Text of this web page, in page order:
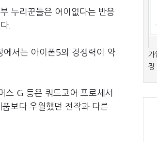
누리꾼들은 어이없다는 반응
.
에서는 아이폰5의 경쟁력이 약
스 G 등은 쿼드코어 프로세서
보다 우월했던 전작과 다른
가
장